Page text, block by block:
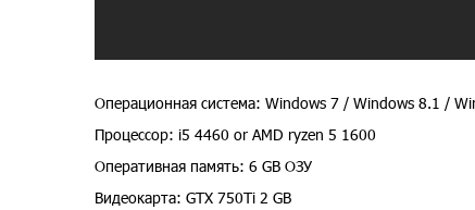
Операционная система: Windows 7 / Windows 8.1 /
Процессор: i5 4460 or AMD ryzen 5 1600
Оперативная память: 6 GB ОЗУ
Видеокарта: GTX 750Ti 2 GB